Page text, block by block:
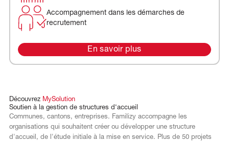
Accompagnement dans les démarches de
recrutement
En savoir plus
Découvrez MySolution
Soutien à la gestion de structures d‘accueil
Communes, cantons, entreprises. Familizy accompagne les
organisations qui souhaitent créer ou développer une structure
d'accueil, de l'étude initiale à la mise en service. Plus de 50 projets